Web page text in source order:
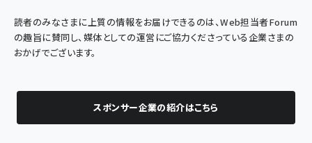
読者のみなさまに上質の情報をお届けできるのは、Web担当者Forum
の趣旨に賛同し、媒体としての運営にご協力くださっている企業さまの
おかげでございます。
スポンサー企業の紹介はこちら